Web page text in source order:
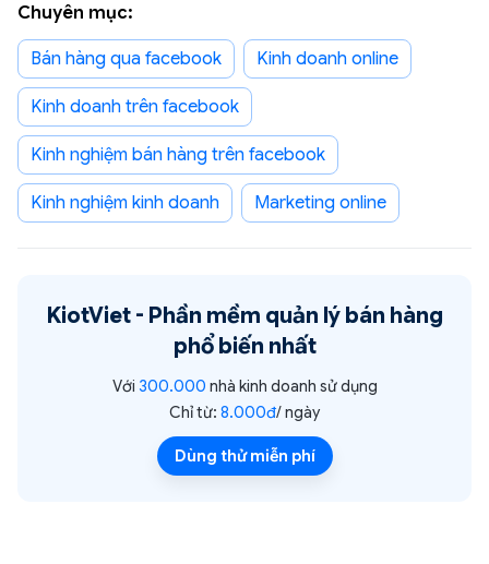
Chuyên mục:
bán hàng qua facebook kinh doanh online
kinh doanh trên facebook
kinh nghiệm bán hàng trên facebook
Kinh nghiệm kinh doanh Marketing online
KiotViet - Phần mềm quản lý bán hàng
phổ biến nhất
Với 300.000 nhà kinh doanh sử dụng
Chỉ từ: 8.000đ/ ngày
Dùng thử miễn phí